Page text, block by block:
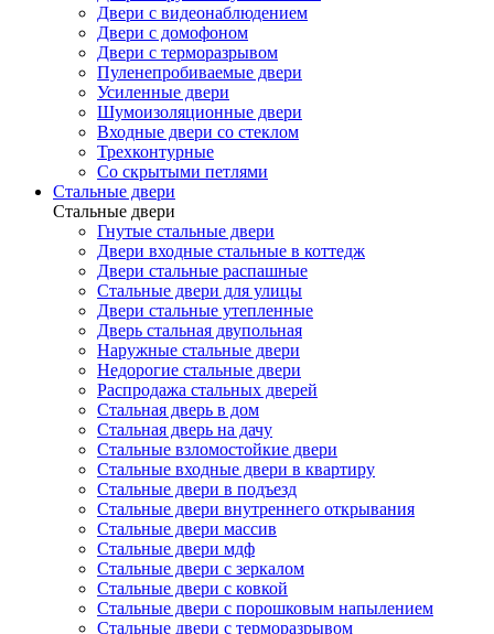
Двери с видеонаблюдением
Двери с домофоном
Двери с терморазрывом
Пуленепробиваемые двери
Усиленные двери
Шумоизоляционные двери
Входные двери со стеклом
Трехконтурные
Со скрытыми петлями
Стальные двери
Стальные двери
Гнутые стальные двери
Двери входные стальные в коттедж
Двери стальные распашные
Стальные двери для улицы
Двери стальные утепленные
Дверь стальная двупольная
Наружные стальные двери
Недорогие стальные двери
Распродажа стальных дверей
Стальная дверь в дом
Стальная дверь на дачу
Стальные взломостойкие двери
Стальные входные двери в квартиру
Стальные двери в подъезд
Стальные двери внутреннего открывания
Стальные двери массив
Стальные двери мдф
Стальные двери с зеркалом
Стальные двери с ковкой
Стальные двери с порошковым напылением
Стальные двери с терморазрывом